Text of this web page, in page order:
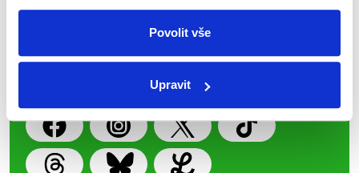
Povolit vše
Upravit
Nenechte si ujít nejnovější události
z Demagog.cz. Sdílením našich
příspěvků přátelům podpoříte naši